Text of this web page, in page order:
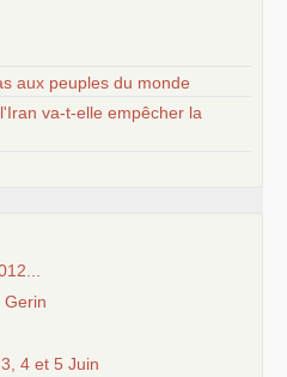
aux peuples du monde
va-t-elle empêcher la
Gerin
4 et 5 Juin